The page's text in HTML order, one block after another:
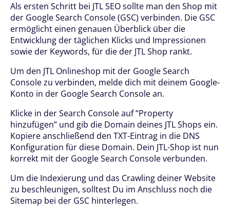
Als ersten Schritt bei JTL SEO sollte man den Shop mit
der Google Search Console (GSC) verbinden. Die GSC
ermöglicht einen genauen Überblick über die
Entwicklung der täglichen Klicks und Impressionen
sowie der Keywords, für die der JTL Shop rankt.
Um den JTL Onlineshop mit der Google Search
Console zu verbinden, melde dich mit deinem Google-
Konto in der Google Search Console an.
Klicke in der Search Console auf “Property
hinzufügen” und gib die Domain deines JTL Shops ein.
Kopiere anschließend den TXT-Eintrag in die DNS
Konfiguration für diese Domain. Dein JTL-Shop ist nun
korrekt mit der Google Search Console verbunden.
Um die Indexierung und das Crawling deiner Website
zu beschleunigen, solltest Du im Anschluss noch die
Sitemap bei der GSC hinterlegen.